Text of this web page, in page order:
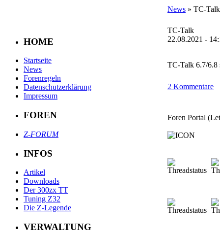
HOME
Startseite
News
Forenregeln
Datenschutzerklärung
Impressum
FOREN
Z-FORUM
INFOS
Artikel
Downloads
Der 300zx TT
Tuning Z32
Die Z-Legende
VERWALTUNG
News » TC-Talk
TC-Talk
22.08.2021 -
TC-Talk 6.7/6.8
2 Kommentare
Foren Portal